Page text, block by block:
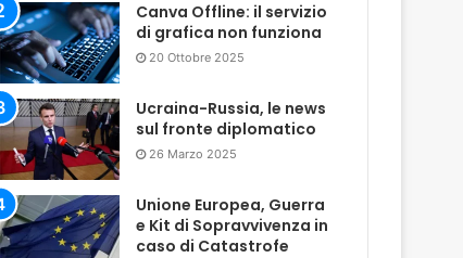
Canva Offline: il servizio
di grafica non funziona
20 Ottobre 2025
Ucraina-Russia, le news
sul fronte diplomatico
26 Marzo 2025
Unione Europea, Guerra
e Kit di Sopravvivenza in
caso di Catastrofe